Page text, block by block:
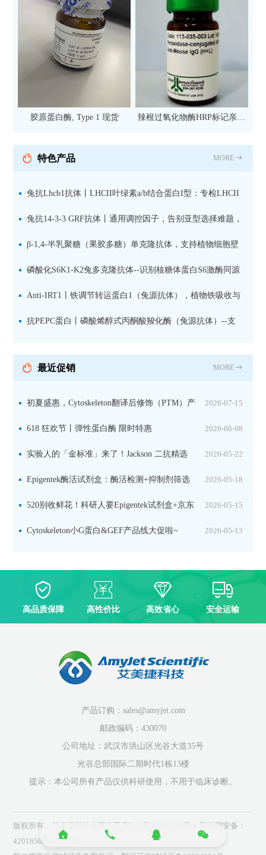
胶原蛋白酶, Type 1 现货
辣根过氧化物酶HRP标记亲和
抗 现货
特色产品 MORE
兔抗Lhcb1抗体丨LHCII叶绿素a/b结合蛋白I型：专检LHCII
中含量丰富的捕光蛋白
兔抗14-3-3 GRF抗体丨通用调控因子，告别亚型选择难题，
全面捕获植物信号转导枢纽蛋白
β-1,4-半乳聚糖（果胶多糖）单克隆抗体，支持植物细胞壁
果胶多糖精细结构解析
磷酸化S6K1-K2兔多克隆抗体--识别核糖体蛋白S6激酶同源
蛋白1-2的激活状态
Anti-IRT1丨铁调节转运蛋白1（兔源抗体），植物铁吸收与
微量元素代谢研究的关键工具
抗PEPC蛋白丨磷酸烯醇式丙酮酸羧化酶（兔源抗体）--支
最近促销 MORE
2026-07-15
初夏盛惠，Cytoskeleton翻译后修饰（PTM）产
品线放价啦！ 2026-06-08
618 狂欢节丨弹性蛋白酶 限时特惠
2026-05-22
实验人的「金标准」来了！Jackson 二抗精选
限时一口价，手慢无！ 2026-05-18
Epigentek酶活试剂盒：酶活检测+抑制剂筛选
双赋能，下单即赠京东卡 2026-05-15
520别收鲜花！科研人要Epigentek试剂盒+京东
卡！ 2026-05-13
Cytoskeleton小G蛋白&GEF产品线大促啦~
高品质保障 高性价比 高效省心 安全运输
产品订购：sales@amyjet.com
邮政编码：430070
公司地址：武汉市洪山区光谷大道35号
光谷总部国际二期时代1栋13楼
提示：本公司所有产品仅供科研使用，不用于临床诊断。
版权所有：艾美捷科技有限公司 鄂ICP备10204150号-1
鄂公网安备：
42018502004523号